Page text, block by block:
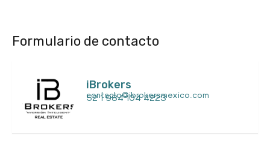
Formulario de contacto
iBrokers
contacto@ibrokersmexico.com
52 1 984 104 4223